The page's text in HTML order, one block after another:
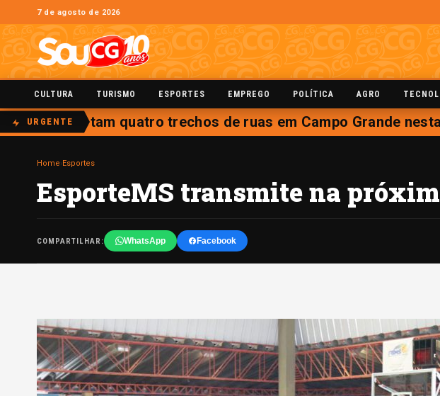
7 de agosto de 2026
CULTURA TURISMO ESPORTES EMPREGO POLÍTICA AGRO
URGENTE
interditam quatro trechos de ruas em Campo Grande nesta
Home Esportes
EsporteMS transmite na
COMPARTILHAR: WhatsApp Facebook